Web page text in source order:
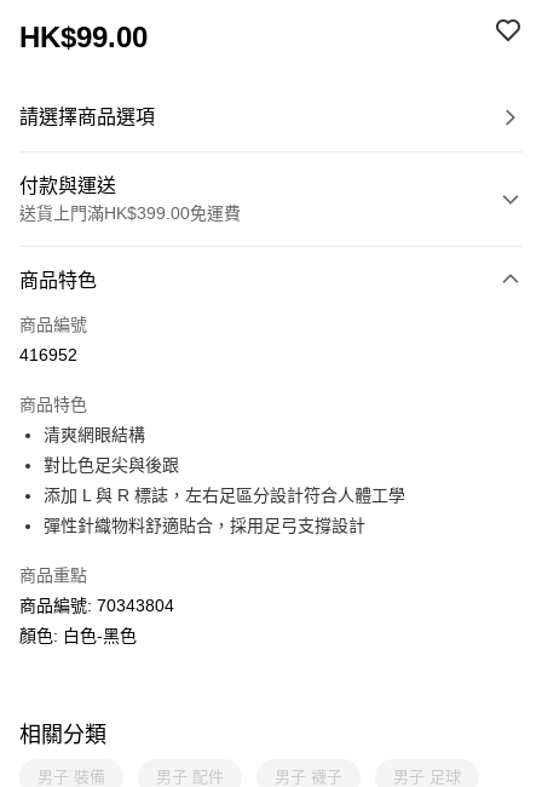
HK$99.00
請選擇商品選項
付款與運送
送貨上門滿HK$399.00免運費
信用卡
線上付款
Alipay, PayMe, WeChat Pay, UnionPay, FPS
送貨方式
單筆訂單淨值滿$399可享免運費優惠
每筆HK$30.00，滿HK$399.00或以上免運費
商品特色
商品編號
416952
商品特色
清爽網眼結構
對比色足尖與後跟
添加 L 與 R 標誌，左右足區分設計符合人體工學
彈性針織物料舒適貼合，採用足弓支撐設計
商品重點
商品編號: 70343804
顏色: 白色-黑色
相關分類
男子 裝備 男子 配件 男子 襪子 男子 足球